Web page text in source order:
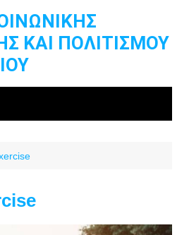
ΚΑΙ ΠΟΛΙΤΙΣΜΟΥ